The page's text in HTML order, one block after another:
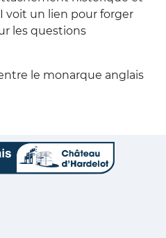
voit un lien pour forger
les questions
le monarque anglais